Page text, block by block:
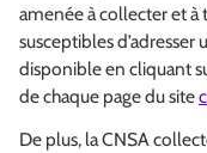
amenée à collecter et à
susceptibles
disponible en cliquant
de chaque page du site
De plus, la CNSA